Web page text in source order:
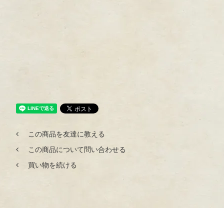
この商品を友達に教える
この商品について問い合わせる
買い物を続ける